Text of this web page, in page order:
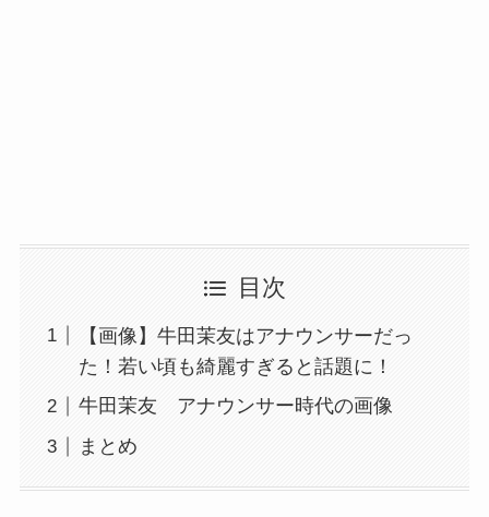
目次
【画像】牛田茉友はアナウンサーだっ
た！若い頃も綺麗すぎると話題に！
牛田茉友 アナウンサー時代の画像
まとめ